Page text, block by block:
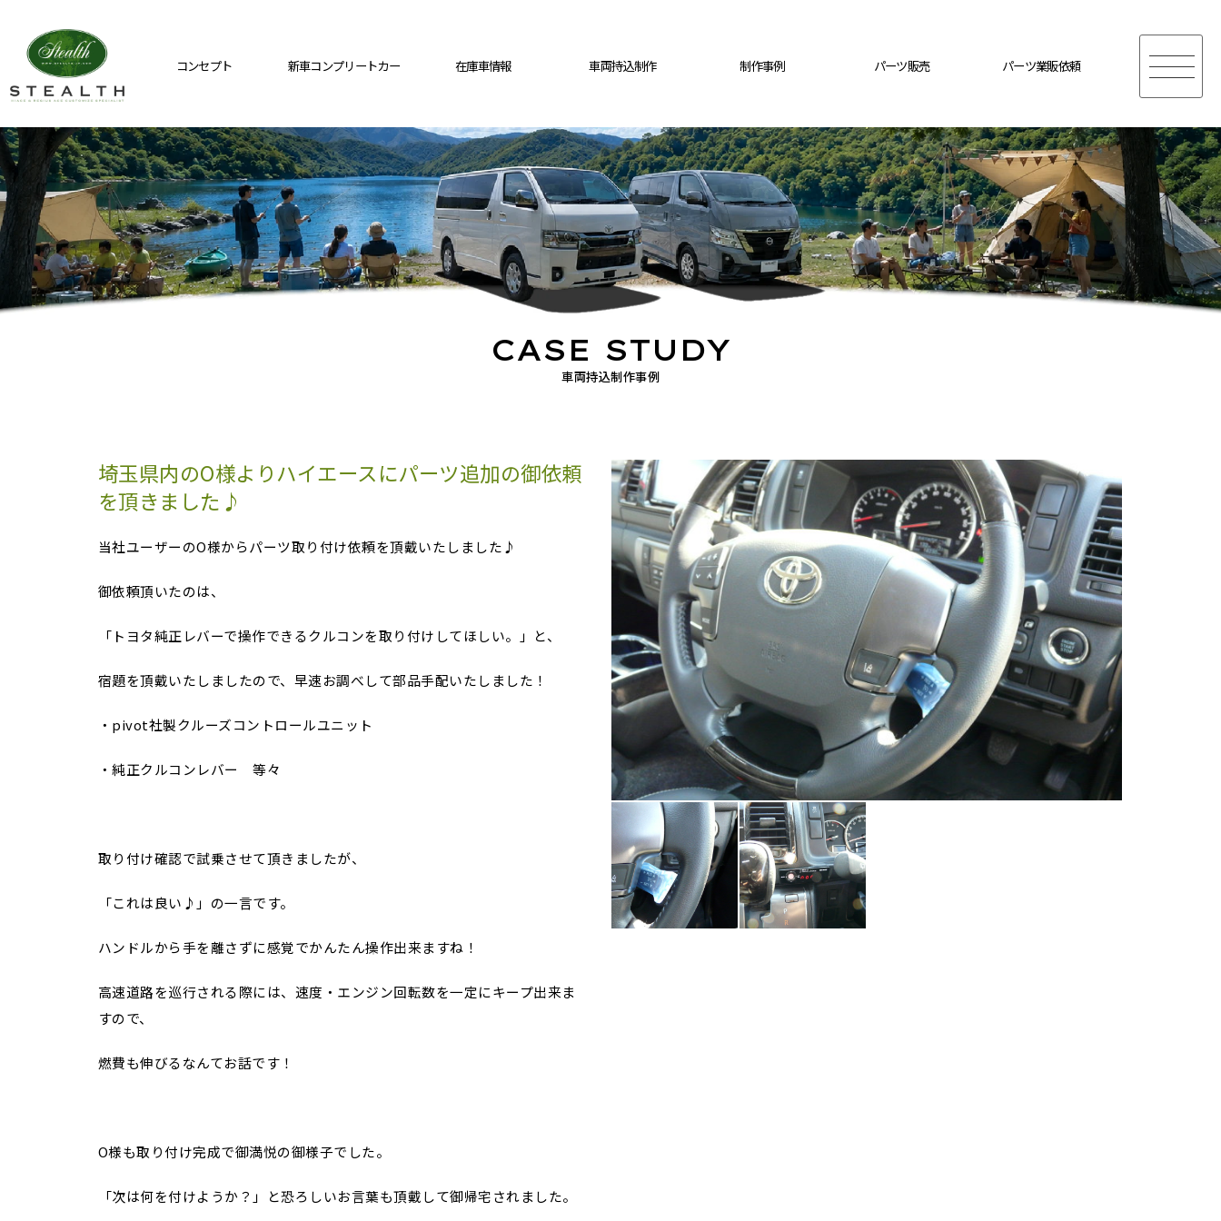
コンセプト 新車コンプリートカー 在庫車情報 車両持込制作 制作事例 パーツ販売 パーツ業販依頼
車両持込制作事例
CASE STUDY
埼玉県内のO様よりハイエースにパーツ追加の御依頼
を頂きました♪
当社ユーザーのO様からパーツ取り付け依頼を頂戴いたしました♪
御依頼頂いたのは、
「トヨタ純正レバーで操作できるクルコンを取り付けしてほしい。」と、
宿題を頂戴いたしましたので、早速お調べして部品手配いたしました！
・pivot社製クルーズコントロールユニット
・純正クルコンレバー 等々
取り付け確認で試乗させて頂きましたが、
「これは良い♪」の一言です。
ハンドルから手を離さずに感覚でかんたん操作出来ますね！
高速道路を巡行される際には、速度・エンジン回転数を一定にキープ出来ま
すので、
燃費も伸びるなんてお話です！
O様も取り付け完成で御満悦の御様子でした。
「次は何を付けようか？」と恐ろしいお言葉も頂戴して御帰宅されました。